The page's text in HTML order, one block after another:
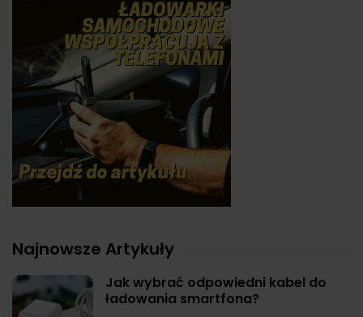
Najnowsze Artykuły
Jak wybrać odpowiedni kabel do
ładowania smartfona?